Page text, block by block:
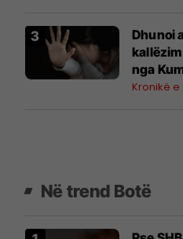
Dhunoi
nga
Kronikë e
Në trend Botë